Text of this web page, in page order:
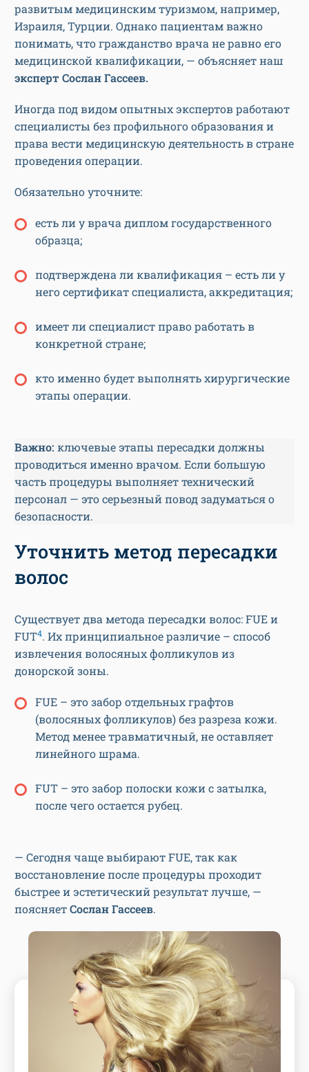
развитым медицинским туризмом, например,
Израиля, Турции. Однако пациентам важно
понимать, что гражданство врача не равно его
медицинской квалификации, — объясняет наш
экспертСослан Гассеев.
Иногда под видом опытных экспертов работают
специалисты без профильного образования и
права вести медицинскую деятельность в стране
проведения операции.
Обязательно уточните:
есть ли у врача диплом государственного
образца;
подтверждена ли квалификация – есть ли у
него сертификат специалиста, аккредитация;
имеет ли специалист право работать в
конкретной стране;
кто именно будет выполнять хирургические
этапы операции.
Важно: ключевые этапы пересадки должны
проводиться именно врачом. Если большую
часть процедуры выполняет технический
персонал — это серьезный повод задуматься о
безопасности.
Уточнить метод пересадки
волос
Существует два метода пересадки волос: FUE и
FUT4. Их принципиальное различие – способ
извлечения волосяных фолликулов из
донорской зоны.
FUE – это забор отдельных графтов
(волосяных фолликулов) без разреза кожи.
Метод менее травматичный, не оставляет
линейного шрама.
FUT – это забор полоски кожи с затылка,
после чего остается рубец.
— Сегодня чаще выбирают FUE, так как
восстановление после процедуры проходит
быстрее и эстетический результат лучше, —
поясняетСослан Гассеев.